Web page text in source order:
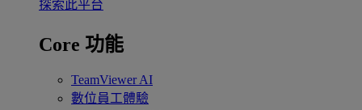
探索此平台
Core 功能
TeamViewer AI
數位員工體驗